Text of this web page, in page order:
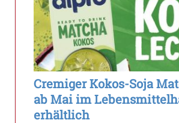
Cremiger Kokos-Soja
ab Mai im
erhältlich